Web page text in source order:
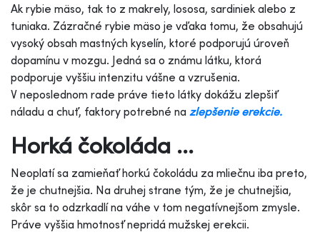
Ak rybie mäso, tak to z makrely, lososa, sardiniek alebo z
tuniaka. Zázračné rybie mäso je vďaka tomu, že obsahujú
vysoký obsah mastných kyselín, ktoré podporujú úroveň
dopamínu v mozgu. Jedná sa o známu látku, ktorá
podporuje vyššiu intenzitu vášne a vzrušenia.
V neposlednom rade práve tieto látky dokážu zlepšiť
náladu a chuť, faktory potrebné na zlepšenie erekcie.
Horká čokoláda ...
Neoplatí sa zamieňať horkú čokoládu za mliečnu iba preto,
že je chutnejšia. Na druhej strane tým, že je chutnejšia,
skôr sa to odzrkadlí na váhe v tom negatívnejšom zmysle.
Práve vyššia hmotnosť nepridá mužskej erekcii.